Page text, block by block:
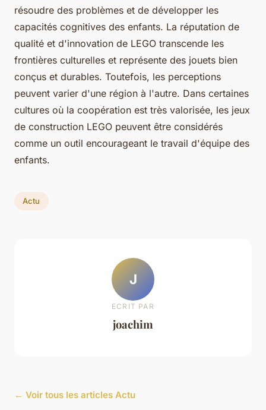
résoudre des problèmes et de développer les
capacités cognitives des enfants. La réputation de
qualité et d'innovation de LEGO transcende les
frontières culturelles et représente des jouets bien
conçus et durables. Toutefois, les perceptions
peuvent varier d'une région à l'autre. Dans certaines
cultures où la coopération est très valorisée, les jeux
de construction LEGO peuvent être considérés
comme un outil encourageant le travail d'équipe des
enfants.
Actu
J
ECRIT PAR
joachim
← Voir tous les articles Actu